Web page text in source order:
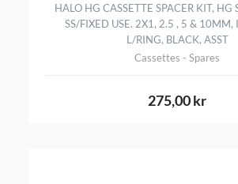
HALO HG CASSETTE SPACER KIT, HG
SS/FIXED USE. 2X1, 2.5 , 5 & 10MM,
L/RING, BLACK, ASST
Cassettes - Spares
275,00 kr